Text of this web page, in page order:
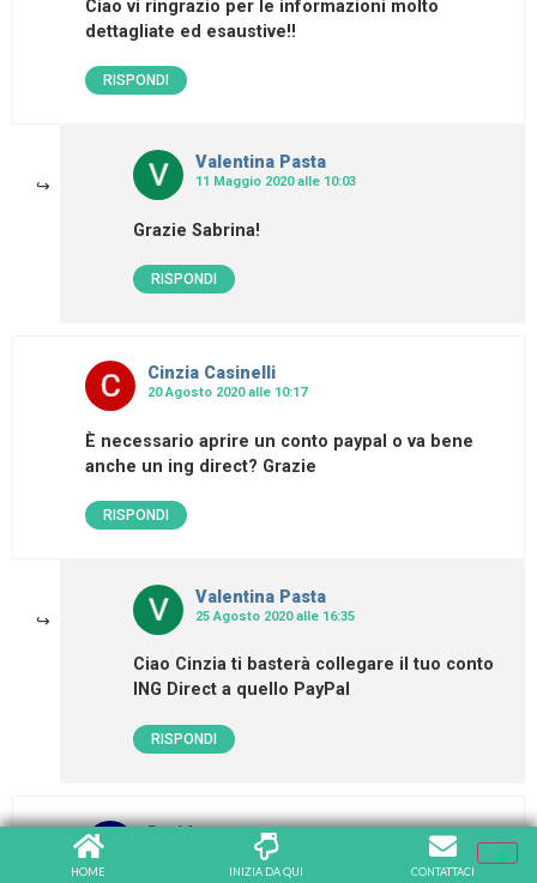
Ciao vi ringrazio per le informazioni molto
dettagliate ed esaustive!!
RISPONDI
Valentina Pasta
11 Maggio 2020 alle 10:03
Grazie Sabrina!
RISPONDI
Cinzia Casinelli
20 Agosto 2020 alle 10:17
È necessario aprire un conto paypal o va bene
anche un ing direct? Grazie
RISPONDI
Valentina Pasta
25 Agosto 2020 alle 16:35
Ciao Cinzia ti basterà collegare il tuo conto
ING Direct a quello PayPal
RISPONDI
Davide
15 Giugno 2021 alle 10:52
HOME INIZIA DA QUI CONTATTACI